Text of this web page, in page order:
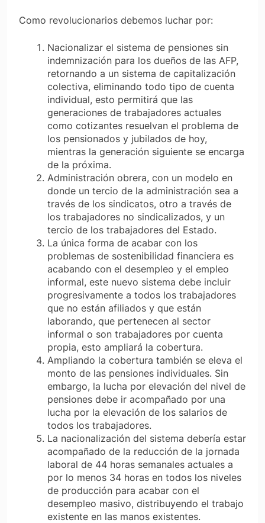
Como revolucionarios debemos luchar por:
Nacionalizar el sistema de pensiones sin
indemnización para los dueños de las AFP,
retornando a un sistema de capitalización
colectiva, eliminando todo tipo de cuenta
individual, esto permitirá que las
generaciones de trabajadores actuales
como cotizantes resuelvan el problema de
los pensionados y jubilados de hoy,
mientras la generación siguiente se encarga
de la próxima.
Administración obrera, con un modelo en
donde un tercio de la administración sea a
través de los sindicatos, otro a través de
los trabajadores no sindicalizados, y un
tercio de los trabajadores del Estado.
La única forma de acabar con los
problemas de sostenibilidad financiera es
acabando con el desempleo y el empleo
informal, este nuevo sistema debe incluir
progresivamente a todos los trabajadores
que no están afiliados y que están
laborando, que pertenecen al sector
informal o son trabajadores por cuenta
propia, esto ampliará la cobertura.
Ampliando la cobertura también se eleva el
monto de las pensiones individuales. Sin
embargo, la lucha por elevación del nivel de
pensiones debe ir acompañado por una
lucha por la elevación de los salarios de
todos los trabajadores.
La nacionalización del sistema debería estar
acompañado de la reducción de la jornada
laboral de 44 horas semanales actuales a
por lo menos 34 horas en todos los niveles
de producción para acabar con el
desempleo masivo, distribuyendo el trabajo
existente en las manos existentes.